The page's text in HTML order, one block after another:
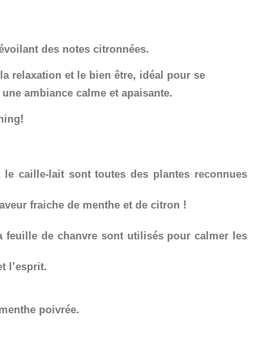
des notes citronnées.
relaxation et le bien être, idéal pour se
ambiance calme et apaisante.
caille-lait sont toutes des plantes reconnues
fraiche de menthe et de citron !
feuille de chanvre sont utilisés pour calmer les
l’esprit.
poivrée.